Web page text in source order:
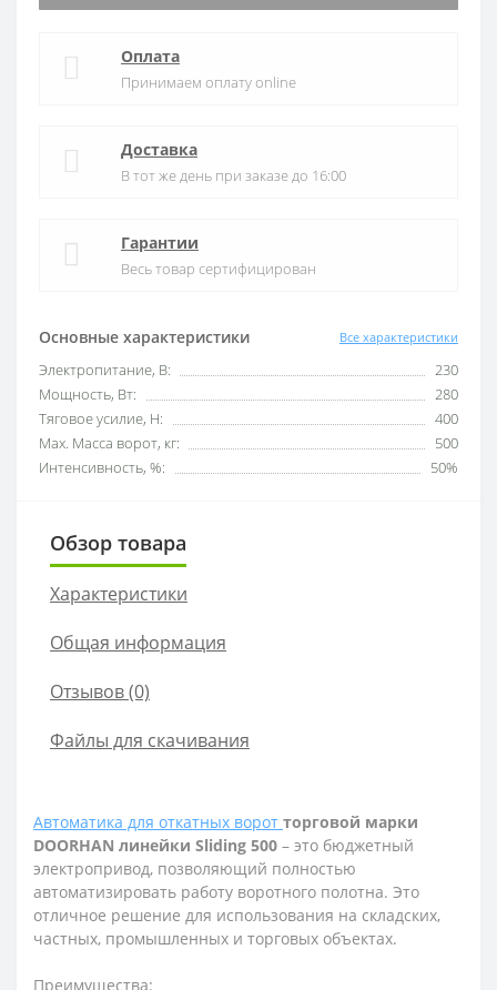
Основные характеристики Все характеристики
Электропитание, В:
230
Мощность, Вт:
280
Тяговое усилие, Н:
400
Мах. Масса ворот, кг:
500
Интенсивность, %:
50%
Оплата
Принимаем оплату online
Доставка
В тот же день при заказе до 16:00
Гарантии
Весь товар сертифицирован
Обзор товара
Характеристики
Общая информация
Отзывов (0)
Файлы для скачивания
Автоматика для откатных ворот торговой марки
DOORHAN линейки Sliding 500 – это бюджетный
электропривод, позволяющий полностью
автоматизировать работу воротного полотна. Это
отличное решение для использования на складских,
частных, промышленных и торговых объектах.
Преимущества: